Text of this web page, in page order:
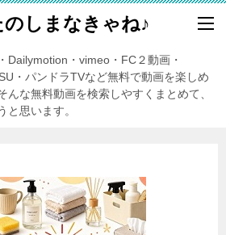
しまなきゃね♪
Dailymotion・vimeo・FC２動画・
・パンドラTVなど無料で動画を楽しめ
んな無料動画を検索しやすくまとめて、
と思います。